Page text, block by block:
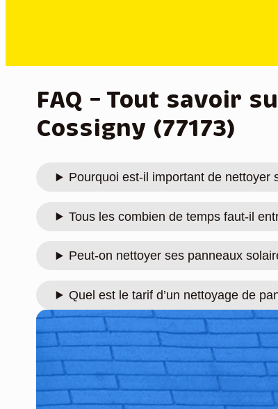
FAQ – Tout savoir
Cossigny (77173)
Pourquoi est-il important de nettoyer
Tous les combien de temps faut-il
Peut-on nettoyer ses panneaux
Quel est le tarif d’un nettoyage de